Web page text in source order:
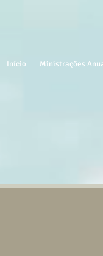
Início Ministrações